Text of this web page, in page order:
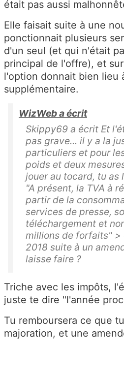
était pas aussi
Elle faisait suite à une
ponctionnait plusieurs
d'un seul (et qui n'était
principal de l'offre), et
l'option donnait bien lieu
supplémentaire.
WizWeb a écrit
Skippy69 a écrit Et
pas grave... il y a la
particuliers et pour
poids et deux
jouer au tocard, tu as
"A présent, la TVA à
partir de la
services de presse,
téléchargement et
millions de forfaits" >
2018 suite à un
laisse faire ?
Triche avec les impôts,
juste te dire "l'année
Tu remboursera ce que
majoration, et une